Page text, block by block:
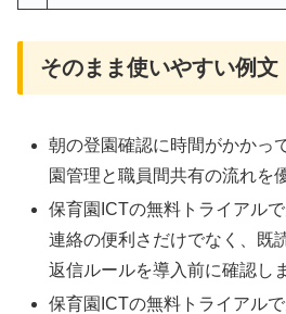
そのまま使いやすい例文
朝の登園確認に時間がかかっ
園管理と職員間共有の流れを
保育園ICTの無料トライアル
連絡の便利さだけでなく、既
返信ルールを導入前に確認し
保育園ICTの無料トライアル